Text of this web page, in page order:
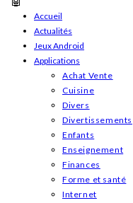
Skip
content
Accueil
Actualités
Jeux Android
Applications
Achat Vente
Cuisine
Divers
Divertissements
Enfants
Enseignement
Finances
Forme et santé
Internet